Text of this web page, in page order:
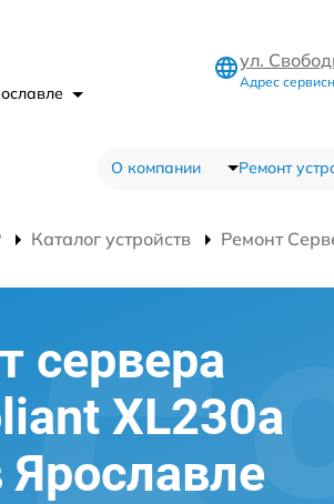
ул.
Адрес
О компании Ремонт
Каталог устройств Ремонт
сервера
XL230a
Ярославле